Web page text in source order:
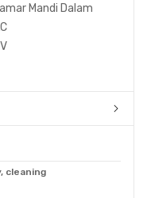
Mandi Dalam
cleaning